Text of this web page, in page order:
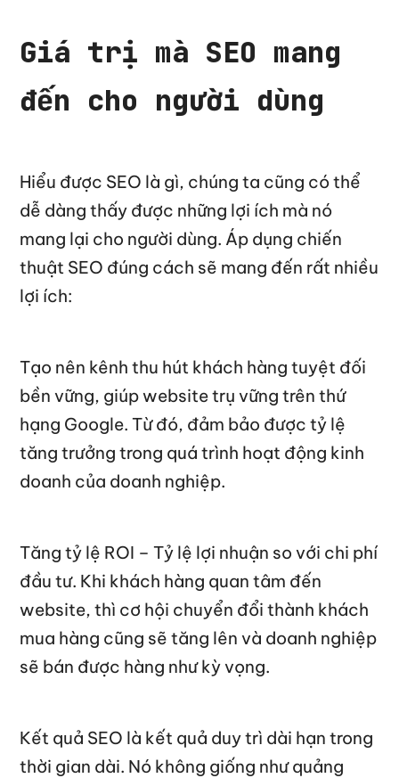
Giá trị mà SEO mang
đến cho người dùng
Hiểu được SEO là gì, chúng ta cũng có thể
dễ dàng thấy được những lợi ích mà nó
mang lại cho người dùng. Áp dụng chiến
thuật SEO đúng cách sẽ mang đến rất nhiều
lợi ích:
Tạo nên kênh thu hút khách hàng tuyệt đối
bền vững, giúp website trụ vững trên thứ
hạng Google. Từ đó, đảm bảo được tỷ lệ
tăng trưởng trong quá trình hoạt động kinh
doanh của doanh nghiệp.
Tăng tỷ lệ ROI – Tỷ lệ lợi nhuận so với chi phí
đầu tư. Khi khách hàng quan tâm đến
website, thì cơ hội chuyển đổi thành khách
mua hàng cũng sẽ tăng lên và doanh nghiệp
sẽ bán được hàng như kỳ vọng.
Kết quả SEO là kết quả duy trì dài hạn trong
thời gian dài. Nó không giống như quảng